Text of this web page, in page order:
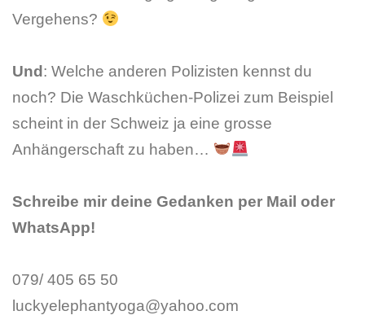
Vergehens?
Und : Welche anderen Polizisten kennst du
noch? Die Waschküchen-Polizei zum Beispiel
scheint in der Schweiz ja eine grosse
Anhängerschaft zu haben…
Schreibe mir deine Gedanken per Mail oder
WhatsApp!
079/ 405 65 50
luckyelephantyoga@yahoo.com